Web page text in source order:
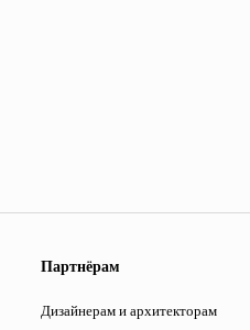
Партнёрам
Дизайнерам и архитекторам